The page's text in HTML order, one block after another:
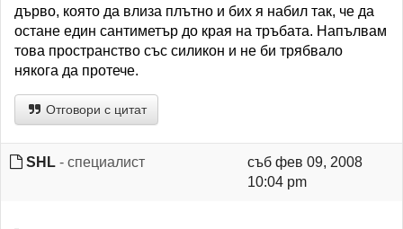
дърво, която да влиза плътно и бих я набил так, че да
остане един сантиметър до края на тръбата. Напълвам
това пространство със силикон и не би трябвало
някога да протече.
Отговори с цитат
SHL - специалист
съб фев 09, 2008
10:04 pm